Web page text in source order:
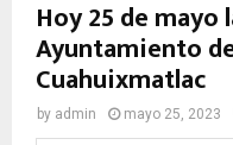
Hoy 25 de mayo
Ayuntamiento
Cuahuixmatlac
by admin mayo 25, 2023